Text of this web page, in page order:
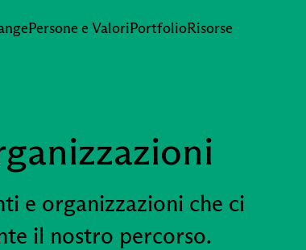
Persone e ValoriPortfolioRisorse
e organizzazioni che ci
il nostro percorso.